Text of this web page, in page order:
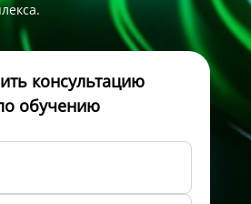
консультацию
обучению